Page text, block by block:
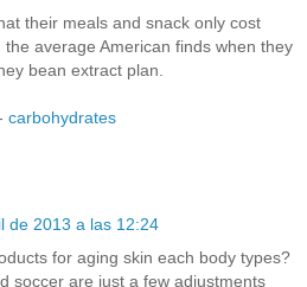
their meals and snack only cost
average American finds when they
bean extract plan.
carbohydrates
de 2013 a las 12:24
for aging skin each body types?
soccer are just a few adjustments